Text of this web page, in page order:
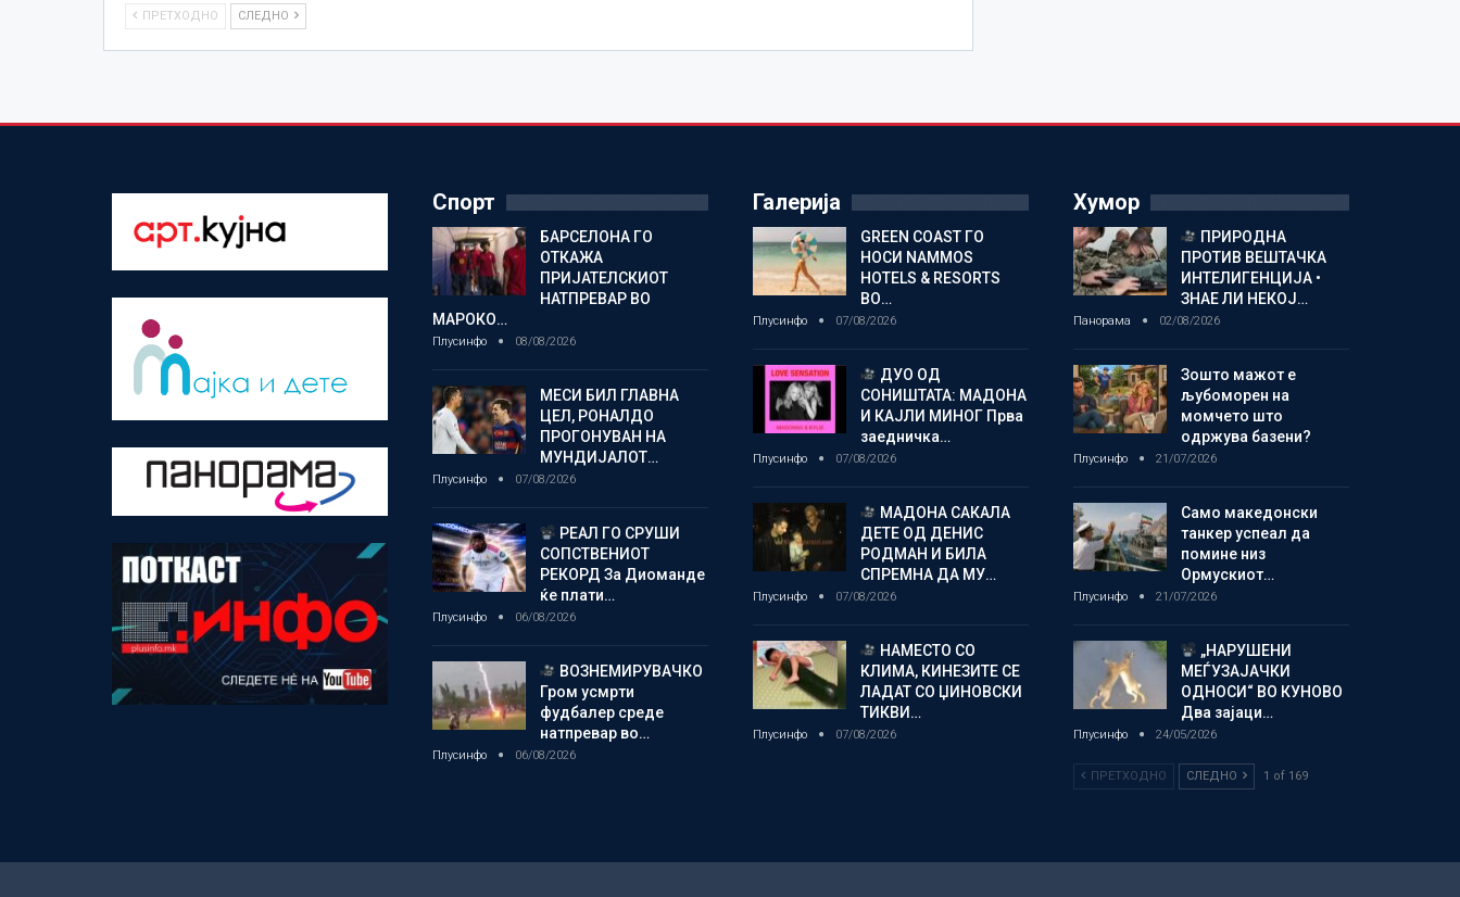
ПРЕТХОДНО СЛЕДНО
Спорт
БАРСЕЛОНА ГО
ОТКАЖА
ПРИЈАТЕЛСКИОТ
НАТПРЕВАР ВО
МАРОКО…
Плусинфо 08/08/2026
МЕСИ БИЛ ГЛАВНА
ЦЕЛ, РОНАЛДО
ПРОГОНУВАН НА
МУНДИЈАЛОТ…
Плусинфо 07/08/2026
РЕАЛ ГО СРУШИ
СОПСТВЕНИОТ
РЕКОРД За Диоманде
ќе плати…
Плусинфо 06/08/2026
ВОЗНЕМИРУВАЧКО
Гром усмрти
фудбалер среде
натпревар во…
Плусинфо 06/08/2026
Галерија
GREEN COAST ГО
НОСИ NAMMOS
HOTELS & RESORTS
ВО…
Плусинфо 07/08/2026
ДУО ОД
СОНИШТАТА: МАДОНА
И КАЈЛИ МИНОГ Прва
заедничка…
Плусинфо 07/08/2026
МАДОНА САКАЛА
ДЕТЕ ОД ДЕНИС
РОДМАН И БИЛА
СПРЕМНА ДА МУ…
Плусинфо 07/08/2026
НАМЕСТО СО
КЛИМА, КИНЕЗИТЕ СЕ
ЛАДАТ СО ЏИНОВСКИ
ТИКВИ…
Плусинфо 07/08/2026
Хумор
ПРИРОДНА
ПРОТИВ ВЕШТАЧКА
ИНТЕЛИГЕНЦИЈА •
ЗНАЕ ЛИ НЕКОЈ…
Панорама 02/08/2026
Зошто мажот е
љубоморен на
момчето што
одржува базени?
Плусинфо 21/07/2026
Само македонски
танкер успеал да
помине низ
Ормускиот…
Плусинфо 21/07/2026
„НАРУШЕНИ
МЕЃУЗАЈАЧКИ
ОДНОСИ“ ВО КУНОВО
Два зајаци…
Плусинфо 24/05/2026
ПРЕТХОДНО СЛЕДНО 1 of 169